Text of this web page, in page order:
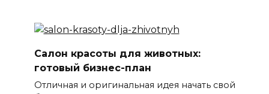
Салон красоты для животных:
готовый бизнес-план
Отличная и оригинальная идея начать свой